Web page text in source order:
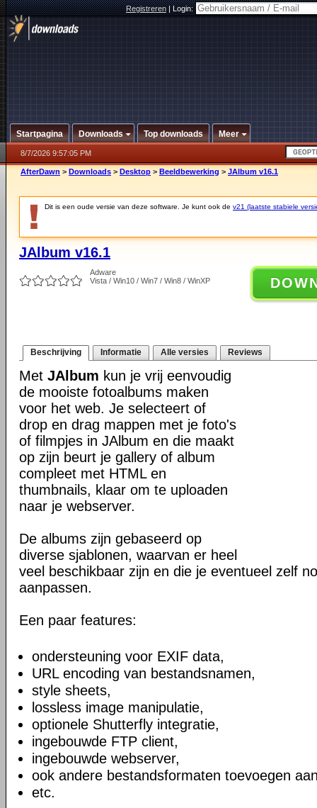
Registreren|Login:
Startpagina Downloads Top downloads Meer
8/7/2026 9:57:05 PM
AfterDawn > Downloads > Desktop > Beeldbewerking > JAlbum v16.1
Dit is een oude versie van deze software. Je kunt ook de v21 (laatste stabiele
JAlbum v16.1
Adware
Vista / Win10 / Win7 / Win8 / WinXP
Beschrijving Informatie Alle versies Reviews
Met JAlbum kun je vrij eenvoudig
de mooiste fotoalbums maken
voor het web. Je selecteert of
drop en drag mappen met je foto's
of filmpjes in JAlbum en die maakt
op zijn beurt je gallery of album
compleet met HTML en
thumbnails, klaar om te uploaden
naar je webserver.
De albums zijn gebaseerd op
diverse sjablonen, waarvan er heel
veel beschikbaar zijn en die je eventueel zelf
aanpassen.
Een paar features:
ondersteuning voor EXIF data,
URL encoding van bestandsnamen,
style sheets,
lossless image manipulatie,
optionele Shutterfly integratie,
ingebouwde FTP client,
ingebouwde webserver,
ook andere bestandsformaten toevoegen
etc.